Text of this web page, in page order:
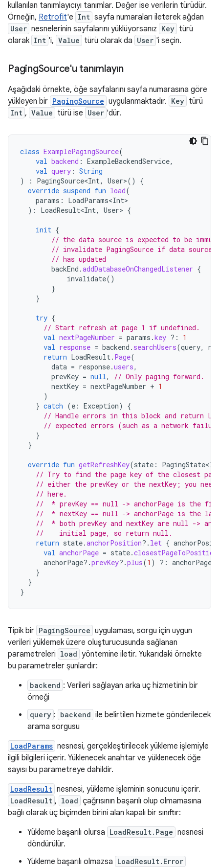
kullanılan tanımlayıcıyı tanımlar. Değer ise verilerin türüdür.
Örneğin, Retrofit'e Int sayfa numaraları ileterek ağdan
User nesnelerinin sayfalarını yüklüyorsanız Key türü
olarak Int 'i, Value türü olarak da User 'i seçin.
PagingSource'u tanımlayın
Aşağıdaki örnekte, öğe sayfalarını sayfa numarasına göre
yükleyen bir PagingSource uygulanmaktadır. Key türü
Int , Value türü ise User 'dür.
class ExamplePagingSource(
val backend : ExampleBackendService,
val query : String
)
: PagingSource<Int, User>()
{
override suspend fun load(
params :
LoadParams<Int>
):
LoadResult<Int, User> {
init {
// the data source is expected to be
// invalidate PagingSource if data source
// has updated
backEnd .addDatabaseOnChangedListener {
invalidate()
}
}
try {
// Start refresh at page 1 if undefined.
val nextPageNumber = params .key ?:
1
val response = backend . searchUsers(query,
return LoadResult. Page(
data = response.users,
prevKey = null,
// Only paging forward.
nextKey = nextPageNumber + 1
)
} catch (e : Exception)
{
// Handle errors in this block and return
// expected errors (such as a network
}
}
override fun getRefreshKey(state :
// Try to find the page key of the closest
// either the prevKey or the nextKey; you
// here.
//  * prevKey == null -> anchorPage is the
//  * nextKey == null -> anchorPage is the
//  * both prevKey and nextKey are null ->
//    initial page, so return null.
return state.anchorPosition?. let {
val anchorPage = state.closestPageToPosition
anchorPage?.prevKey?.plus(1 ) ?: anchorPage
}
}
}
Tipik bir PagingSource uygulaması, sorgu için uygun
verileri yüklemek üzere oluşturucusunda sağlanan
parametreleri load yöntemine iletir. Yukarıdaki örnekte
bu parametreler şunlardır:
backend : Verileri sağlayan arka uç hizmetinin bir
örneği
query : backend ile belirtilen hizmete gönderilecek
arama sorgusu
LoadParams nesnesi, gerçekleştirilecek yükleme işlemiyle
ilgili bilgileri içerir. Yüklenecek anahtar ve yüklenecek öğe
sayısı bu parametreye dahildir.
LoadResult nesnesi, yükleme işleminin sonucunu içerir.
LoadResult , load çağrısının başarılı olup olmamasına
bağlı olarak üç biçimden birini alan kapalı bir sınıftır:
Yükleme başarılı olursa LoadResult.Page nesnesi
döndürülür.
Yükleme başarılı olmazsa LoadResult.Error